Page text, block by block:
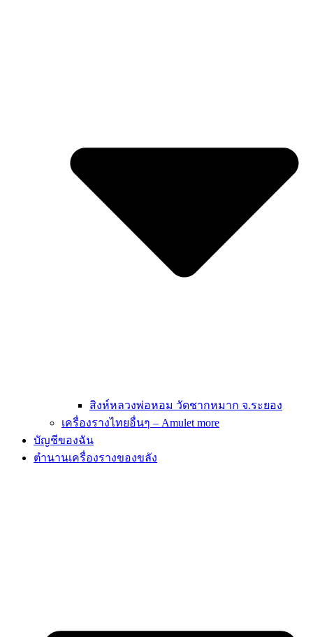
สิงห์หลวงพ่อหอม วัดชากหมาก จ.ระยอง
เครื่องรางไทยอื่นๆ – Amulet more
บัญชีของฉัน
ตำนานเครื่องรางของขลัง